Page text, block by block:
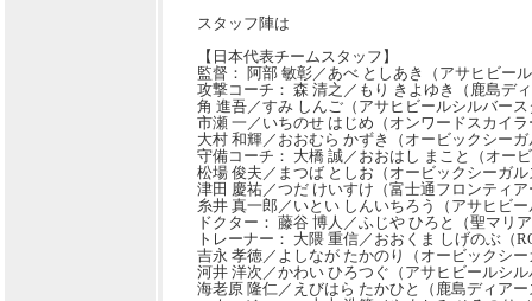
スタッフ陣は
【日本代表チームスタッフ】
監督： 阿部 敏彰／あべ としあき（アサヒビー
攻撃コーチ： 森 清之／もり きよゆき（鹿島デ
角 進吾／すみ しんご（アサヒビールシルバー
市瀬 一／いちのせ はじめ（オンワードスカイ
大村 和輝／おおむら かずき（オービックシー
守備コーチ： 大橋 誠／おおはし まこと（オー
松場 俊夫／まつば としお（オービックシーガル
津田 慶祐／つだ けいすけ（富士通フロンティ
糸井 真一郎／いとい しんいちろう（アサヒビ
ドクター： 藤谷 博人／ふじや ひろと（聖マリ
トレーナー： 大隈 重信／おおくま しげのぶ（
吉永 孝徳／よしなが たかのり（オービックシ
河井 洋次／かわい ひろつぐ（アサヒビールシ
海老原 隆仁／えびはら たかひと（鹿島ディアー